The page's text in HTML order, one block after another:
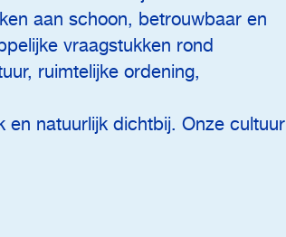
aan schoon, betrouwbaar en
vraagstukken rond
ruimtelijke ordening,
en natuurlijk dichtbij. Onze cultuur